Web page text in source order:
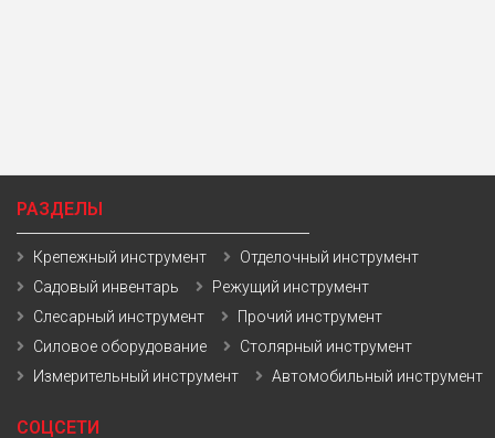
РАЗДЕЛЫ
Крепежный инструмент
Отделочный инструмент
Садовый инвентарь
Режущий инструмент
Слесарный инструмент
Прочий инструмент
Силовое оборудование
Столярный инструмент
Измерительный инструмент
Автомобильный инструмент
СОЦСЕТИ